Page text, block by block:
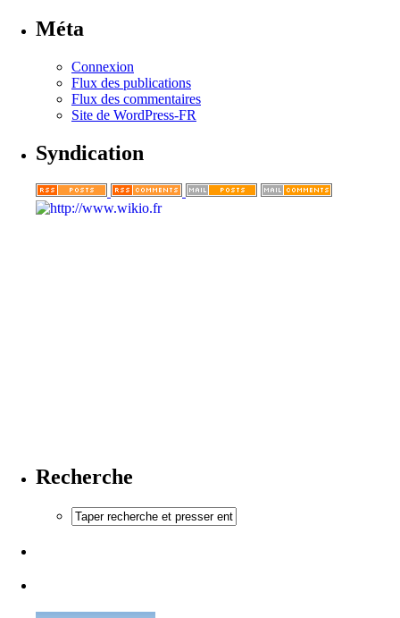
Méta
Connexion
Flux des publications
Flux des commentaires
Site de WordPress-FR
Syndication
Recherche